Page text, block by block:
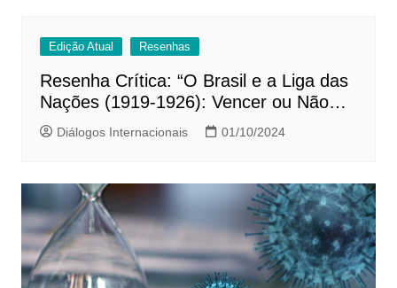
Edição Atual Resenhas
Resenha Crítica: “O Brasil e a Liga das
Nações (1919-1926): Vencer ou Não
Perder”
Diálogos Internacionais 01/10/2024